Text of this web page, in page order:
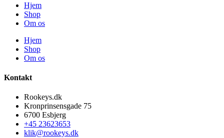
Hjem
Shop
Om os
Hjem
Shop
Om os
Kontakt
Rookeys.dk
Kronprinsensgade 75
6700 Esbjerg
+45 23623653
klik@rookeys.dk